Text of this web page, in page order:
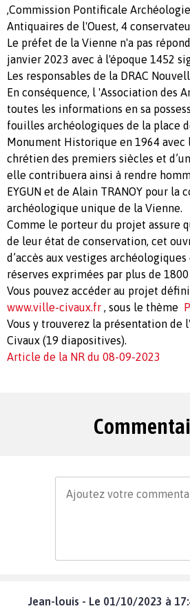
,Commission Pontificale
Antiquaires de l'Ouest, 4
Le préfet de la Vienne n'a pas
janvier 2023 avec à l'époque 1452
Les responsables de la DRAC
En conséquence, l 'Association des
toutes les informations en sa
fouilles archéologiques de la place
Monument Historique en 1964 avec
chrétien des premiers siècles et
elle contribuera ainsi à rendre
EYGUN et de Alain TRANOY pour
archéologique unique de la Vienne.
Comme le porteur du projet assure
de leur état de conservation, cet
d’accès aux vestiges
réserves exprimées par plus de
Vous pouvez accéder au projet
www.ville-civaux.fr , sous le thème
Vous y trouverez la présentation de
Civaux (19 diapositives).
Article de la NR du 08-09-2023
Jean-louis - Le 01/10/2023 à